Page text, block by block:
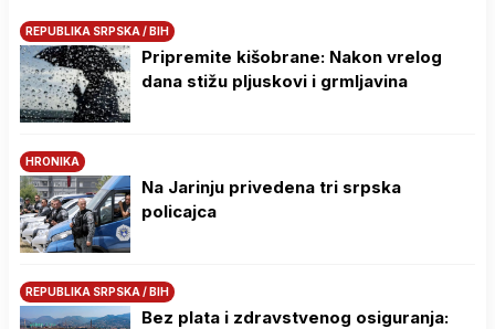
REPUBLIKA SRPSKA / BIH
Pripremite kišobrane: Nakon vrelog
dana stižu pljuskovi i grmljavina
HRONIKA
Na Јarinju privedena tri srpska
policajca
REPUBLIKA SRPSKA / BIH
Bez plata i zdravstvenog osiguranja: